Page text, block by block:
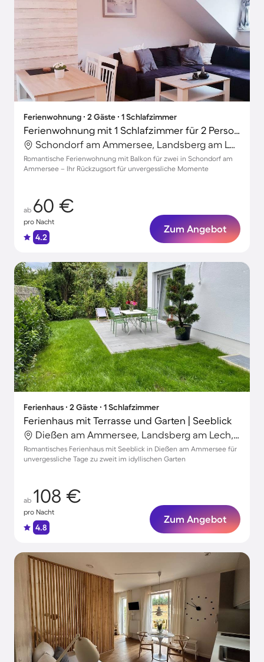
Ferienwohnung ∙ 2 Gäste ∙ 1 Schlafzimmer
Ferienwohnung mit 1 Schlafzimmer für 2 Personen
Schondorf am Ammersee, Landsberg am Lech, Deutschland
Romantische Ferienwohnung mit Balkon für zwei in Schondorf am
Ammersee – Ihr Rückzugsort für unvergessliche Momente
ab 60 €
pro Nacht
4.2
Zum Angebot
Ferienhaus ∙ 2 Gäste ∙ 1 Schlafzimmer
Ferienhaus mit Terrasse und Garten | Seeblick
Dießen am Ammersee, Landsberg am Lech, Deutschland
Romantisches Ferienhaus mit Seeblick in Dießen am Ammersee für
unvergessliche Tage zu zweit im idyllischen Garten
ab 108 €
pro Nacht
4.8
Zum Angebot